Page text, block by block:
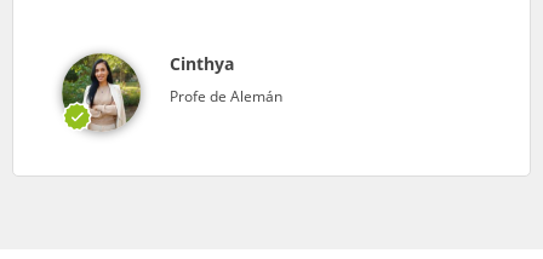
Cinthya
Profe de Alemán